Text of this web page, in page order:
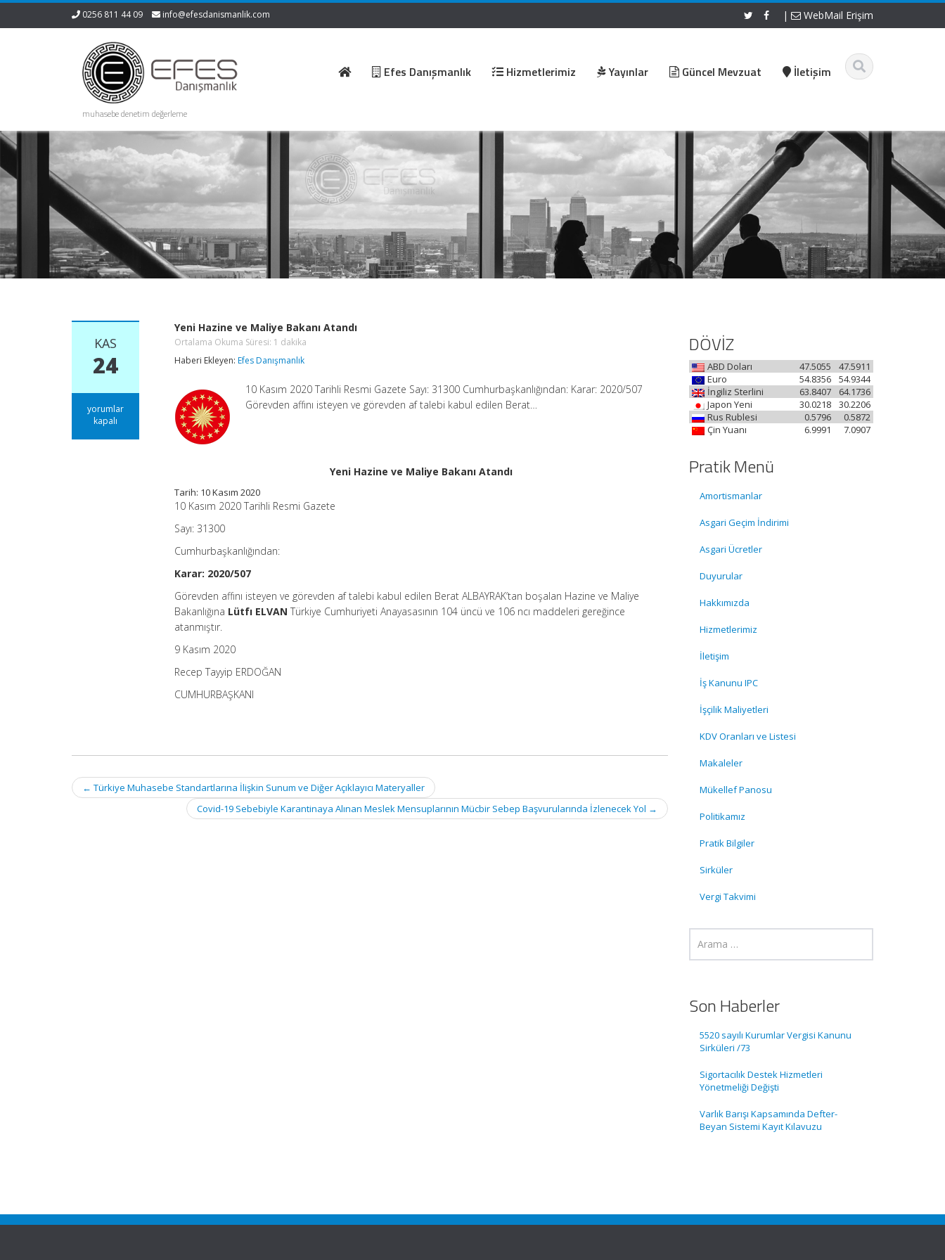
0256 811 44 09 info@efesdanismanlik.com | WebMail Erişim
muhasebe denetim değerleme
Efes Danışmanlık Hizmetlerimiz Yayınlar Güncel Mevzuat İletişim
KAS
24
Yeni
Hazine
yorumlar
kapalı
Yeni Hazine ve Maliye Bakanı Atandı
Ortalama Okuma Süresi: 1 dakika
Haberi Ekleyen:Efes Danışmanlık
10 Kasım 2020 Tarihli Resmi Gazete Sayı: 31300 Cumhurbaşkanlığından: Karar: 2020/507
Görevden affını isteyen ve görevden af talebi kabul edilen Berat…
Yeni Hazine ve Maliye Bakanı Atandı
Tarih: 10 Kasım 2020
10 Kasım 2020 Tarihli Resmi Gazete
Sayı: 31300
Cumhurbaşkanlığından:
Karar: 2020/507
Görevden affını isteyen ve görevden af talebi kabul edilen Berat ALBAYRAK’tan boşalan Hazine ve Maliye
Bakanlığına Lütfı ELVAN Türkiye Cumhuriyeti Anayasasının 104 üncü ve 106 ncı maddeleri gereğince
atanmıştır.
9 Kasım 2020
Recep Tayyip ERDOĞAN
CUMHURBAŞKANI
Post
navigation
← Türkiye Muhasebe Standartlarına İlişkin Sunum ve Diğer Açıklayıcı Materyaller
Covid-19 Sebebiyle Karantinaya Alınan Meslek Mensuplarının Mücbir Sebep Başvurularında İzlenecek Yol →
DÖVİZ
ABD Doları 47.5911
47.5055
Euro
54.9344
54.8356
İngiliz Sterlini
64.1736
63.8407
Japon Yeni
30.2206
30.0218
Rus Rublesi
0.5872
0.5796
Çin Yuanı
7.0907
6.9991
Pratik Menü
Amortismanlar
Asgari Geçim İndirimi
Asgari Ücretler
Duyurular
Hakkımızda
Hizmetlerimiz
İletişim
İş Kanunu IPC
İşçilik Maliyetleri
KDV Oranları ve Listesi
Makaleler
Mükellef Panosu
Politikamız
Pratik Bilgiler
Sirküler
Vergi Takvimi
Son Haberler
5520 sayılı Kurumlar Vergisi Kanunu
Sirküleri /73
Sigortacılık Destek Hizmetleri
Yönetmeliği Değişti
Varlık Barışı Kapsamında Defter-
Beyan Sistemi Kayıt Kılavuzu